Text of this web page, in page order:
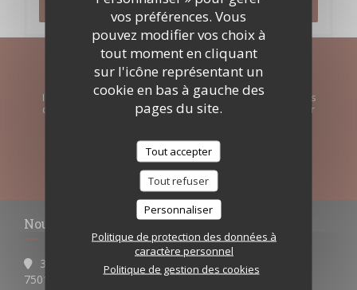
vos préférences. Vous
pouvez modifier vos choix à
tout moment en cliquant
sur l'icône représentant un
cookie en bas à gauche des
pages du site.
Tout accepter
Tout refuser
Personnaliser
Politique de protection des données à
caractère personnel
Politique de gestion des cookies
RÉSERVER
Newsletter*
Inscrivez-vous à notre lettre d'information pour recevoir des
communications personnalisées et des offres marketing par
S'ABONNER
Nous contacter
3 Av. Théophile Gautier
75016 Paris
((ouvre une nouvelle fenêtre))